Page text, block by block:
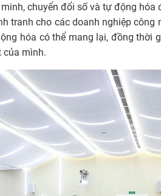
chuyển đổi số và tự động
cho các doanh nghiệp công
hóa có thể mang lại, đồng thời
của mình.